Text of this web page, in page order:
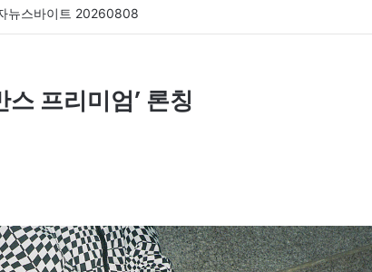
뉴스바이트 20260808
스 프리미엄’ 론칭